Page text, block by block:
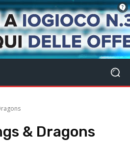
& Dragons